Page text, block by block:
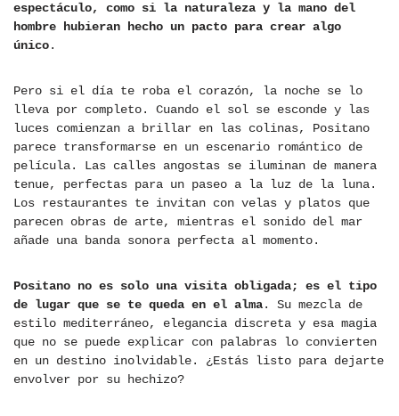
espectáculo, como si la naturaleza y la mano del
hombre hubieran hecho un pacto para crear algo
único.
Pero si el día te roba el corazón, la noche se lo
lleva por completo. Cuando el sol se esconde y las
luces comienzan a brillar en las colinas, Positano
parece transformarse en un escenario romántico de
película. Las calles angostas se iluminan de manera
tenue, perfectas para un paseo a la luz de la luna.
Los restaurantes te invitan con velas y platos que
parecen obras de arte, mientras el sonido del mar
añade una banda sonora perfecta al momento.
Positano no es solo una visita obligada; es el tipo
de lugar que se te queda en el alma. Su mezcla de
estilo mediterráneo, elegancia discreta y esa magia
que no se puede explicar con palabras lo convierten
en un destino inolvidable. ¿Estás listo para dejarte
envolver por su hechizo?